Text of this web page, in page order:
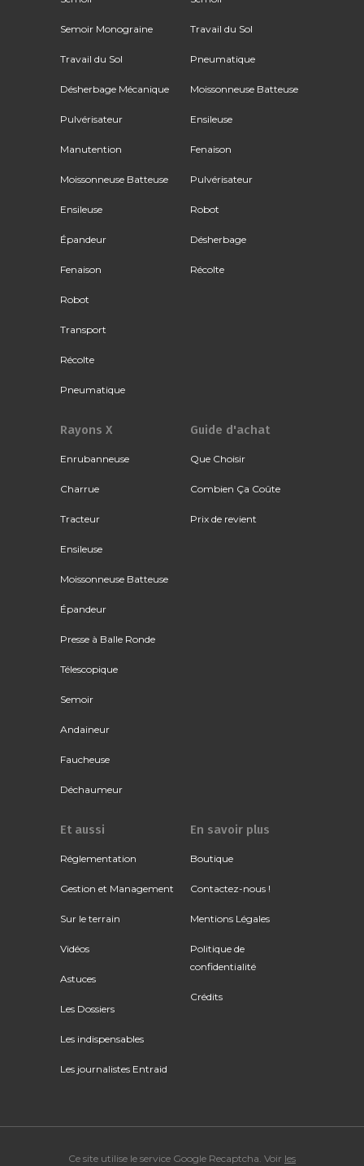
Semoir Monograine
Travail du Sol
Désherbage Mécanique
Pulvérisateur
Manutention
Moissonneuse Batteuse
Ensileuse
Épandeur
Fenaison
Robot
Transport
Récolte
Pneumatique
Travail du Sol
Pneumatique
Moissonneuse Batteuse
Ensileuse
Fenaison
Pulvérisateur
Robot
Désherbage
Récolte
Rayons X
Enrubanneuse
Charrue
Tracteur
Ensileuse
Moissonneuse Batteuse
Épandeur
Presse à Balle Ronde
Télescopique
Semoir
Andaineur
Faucheuse
Déchaumeur
Guide d'achat
Que Choisir
Combien Ça Coûte
Prix de revient
Et aussi
Réglementation
Gestion et Management
Sur le terrain
Vidéos
Astuces
Les Dossiers
Les indispensables
Les journalistes Entraid
En savoir plus
Boutique
Contactez-nous !
Mentions Légales
Politique de
confidentialité
Crédits
Ce site utilise le service Google Recaptcha. Voir les